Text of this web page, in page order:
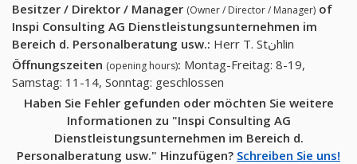
Besitzer / Direktor / Manager (Owner / Director / Manager) of
Inspi Consulting AG Dienstleistungsunternehmen im
Bereich d. Personalberatung usw.:
Herr T. Stنhlin
Öffnungszeiten (opening hours): Montag-Freitag: 8-19,
Samstag: 11-14, Sonntag: geschlossen
Haben Sie Fehler gefunden oder möchten Sie weitere
Informationen zu "Inspi Consulting AG
Dienstleistungsunternehmen im Bereich d.
Personalberatung usw." Hinzufügen? Schreiben Sie uns!